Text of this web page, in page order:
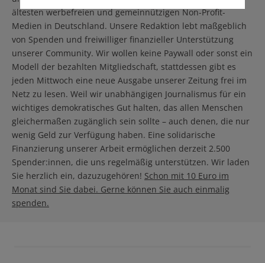
ältesten werbefreien und gemeinnützigen Non-Profit-
Medien in Deutschland. Unsere Redaktion lebt maßgeblich
von Spenden und freiwilliger finanzieller Unterstützung
unserer Community. Wir wollen keine Paywall oder sonst ein
Modell der bezahlten Mitgliedschaft, stattdessen gibt es
jeden Mittwoch eine neue Ausgabe unserer Zeitung frei im
Netz zu lesen. Weil wir unabhängigen Journalismus für ein
wichtiges demokratisches Gut halten, das allen Menschen
gleichermaßen zugänglich sein sollte – auch denen, die nur
wenig Geld zur Verfügung haben. Eine solidarische
Finanzierung unserer Arbeit ermöglichen derzeit 2.500
Spender:innen, die uns regelmäßig unterstützen. Wir laden
Sie herzlich ein, dazuzugehören! Schon mit 10 Euro im
Monat sind Sie dabei. Gerne können Sie auch einmalig
spenden.